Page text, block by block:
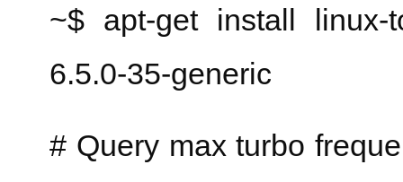
~$ apt-get install linux-
6.5.0-35-generic
# Query max turbo